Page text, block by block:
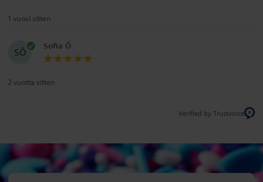
1 vuosi sitten
SÖ
Sofia Ö
2 vuotta sitten
Verified by Trustvoice